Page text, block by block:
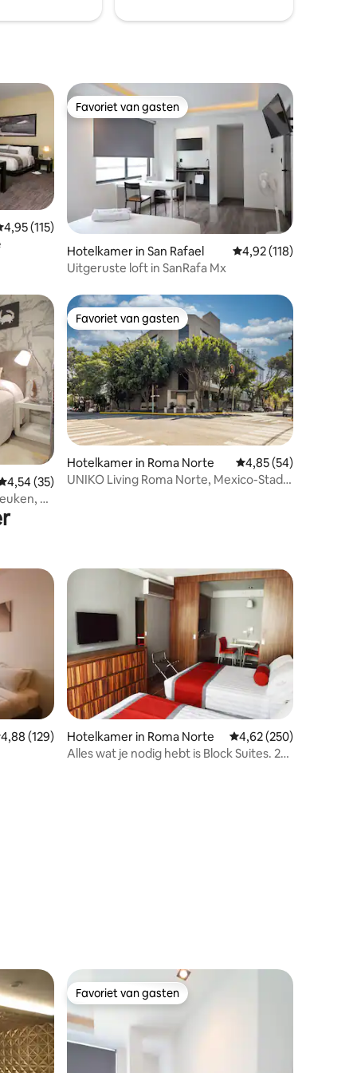
beoordeling van 4,95 op 5, 115 recensies
4,95 (115)
Favoriet van gasten
Favoriet van gasten
Hotelkamer in San Rafael Gemiddelde
4,92 (118)
Uitgeruste loft in SanRafa Mx
beoordeling van 4,54 op 5, 35 recensies
4,54 (35)
2
Favoriet van gasten
Favoriet van gasten
Hotelkamer in Roma Norte Gemiddelde
4,85 (54)
UNIKO Living Roma Norte, Mexico-Stad ·
beoordeling van 4,88 op 5, 129 recensies
4,88 (129)
Hotelkamer in Roma Norte Gemiddelde
4,62 (250)
Alles wat je nodig hebt is Block Suites. 2
Favoriet van gasten
Favoriet van gasten